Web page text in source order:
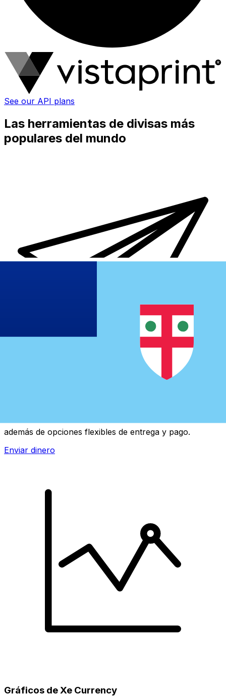
See our API plans
Las herramientas de divisas más
populares del mundo
Ofrecemos seguimiento y notificaciones en tiempo real,
además de opciones flexibles de entrega y pago.
Enviar dinero
Gráficos de Xe Currency